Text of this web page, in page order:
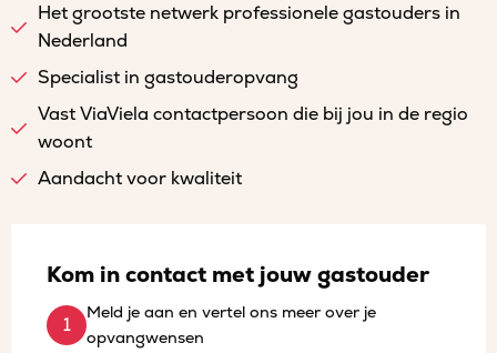
Het grootste netwerk professionele gastouders in
Nederland
Specialist in gastouderopvang
Vast ViaViela contactpersoon die bij jou in de regio
woont
Aandacht voor kwaliteit
Kom in contact met jouw gastouder
Meld je aan en vertel ons meer over je
opvangwensen